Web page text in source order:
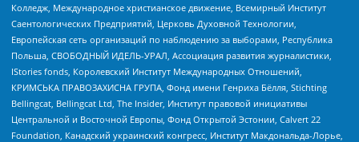
Колледж, Международное христианское движение, Всемирный Институт
Саентологических Предприятий, Церковь Духовной Технологии,
Европейская сеть организаций по наблюдению за выборами, Республика
Польша, СВОБОДНЫЙ ИДЕЛЬ-УРАЛ, Ассоциация развития журналистики,
IStories fonds, Королевский Институт Международных Отношений,
КРИМСЬКА ПРАВОЗАХИСНА ГРУПА, Фонд имени Генриха Бёлля, Stichting
Bellingcat, Bellingcat Ltd, The Insider, Институт правовой инициативы
Центральной и Восточной Европы, Фонд Открытой Эстонии, Calvert 22
Foundation, Канадский украинский конгресс, Институт Макдональда-Лорье,